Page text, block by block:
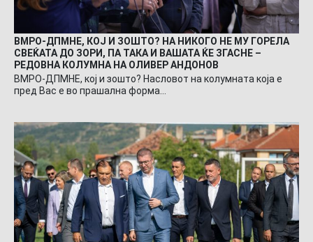
ВМРО-ДПМНЕ, КОЈ И ЗОШТО? НА НИКОГО НЕ МУ ГОРЕЛА
СВЕЌАТА ДО ЗОРИ, ПА ТАКА И ВАШАТА ЌЕ ЗГАСНЕ –
РЕДОВНА КОЛУМНА НА ОЛИВЕР АНДОНОВ
ВМРО-ДПМНЕ, кој и зошто? Насловот на колумната која е
пред Вас е во прашална форма…